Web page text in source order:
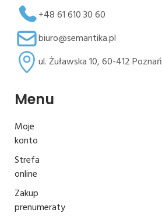
+48 61 610 30 60
biuro@semantika.pl
ul. Żuławska 10, 60-412 Poznań
Menu
Moje
konto
Strefa
online
Zakup
prenumeraty